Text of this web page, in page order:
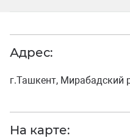
Адрес:
г.Ташкент, Мирабадский
На карте: